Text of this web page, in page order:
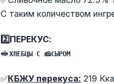
С таким количеством
2️⃣ПЕРЕКУС:
🥪ХЛЕБЦЫ С 🧀СЫРОМ
✅КБЖУ перекуса: 219